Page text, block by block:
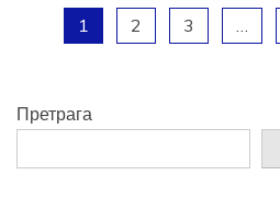
1 2 3 …
Претрага